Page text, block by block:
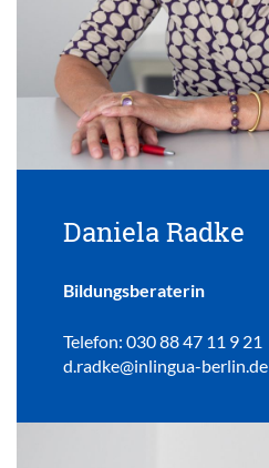
Daniela Radke
Bildungsberaterin
Telefon: 030 88 47 11 9 21
d.radke@inlingua-berlin.de